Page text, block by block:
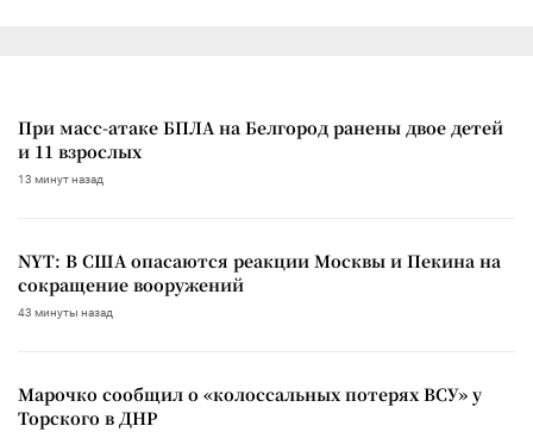
При масс-атаке БПЛА на Белгород ранены двое детей
и 11 взрослых
13 минут назад
NYT: В США опасаются реакции Москвы и Пекина на
сокращение вооружений
43 минуты назад
Марочко сообщил о «колоссальных потерях ВСУ» у
Торского в ДНР